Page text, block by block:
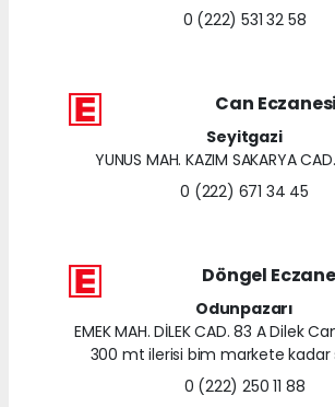
0 (222) 531 32 58
Can Eczanesi
Seyitgazi
YUNUS MAH. KAZIM SAKARYA
0 (222) 671 34 45
Döngel
Odunpazarı
EMEK MAH. DİLEK CAD. 83 A Dilek
300 mt ilerisi bim markete kadar
0 (222) 250 11 88